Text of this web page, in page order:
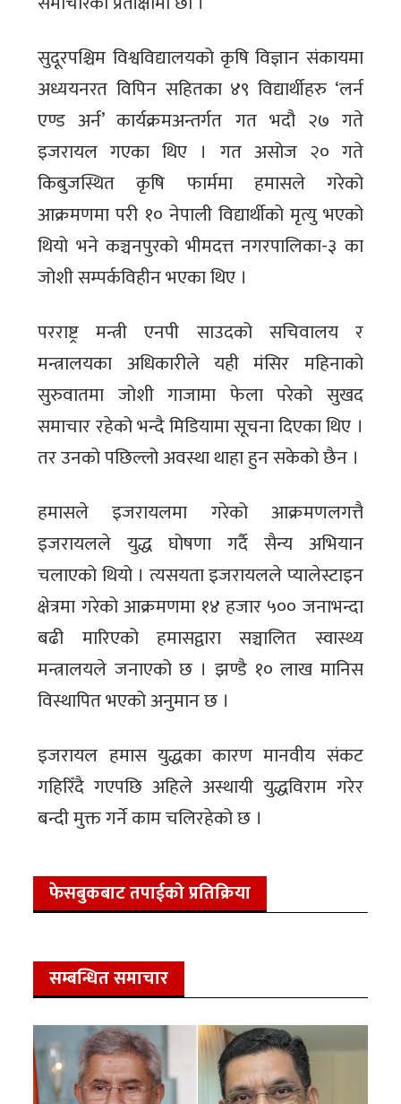
सुदूरपश्चिम विश्वविद्यालयको कृषि विज्ञान संकायमा
अध्ययनरत विपिन सहितका ४९ विद्यार्थीहरु ‘लर्न
एण्ड अर्न’ कार्यक्रमअन्तर्गत गत भदौ २७ गते
इजरायल गएका थिए । गत असोज २० गते
किबुजस्थित कृषि फार्ममा हमासले गरेको
आक्रमणमा परी १० नेपाली विद्यार्थीको मृत्यु भएको
थियो भने कञ्चनपुरको भीमदत्त नगरपालिका-३ का
जोशी सम्पर्कविहीन भएका थिए ।
परराष्ट्र मन्त्री एनपी साउदको सचिवालय र
मन्त्रालयका अधिकारीले यही मंसिर महिनाको
सुरुवातमा जोशी गाजामा फेला परेको सुखद
समाचार रहेको भन्दै मिडियामा सूचना दिएका थिए ।
तर उनको पछिल्लो अवस्था थाहा हुन सकेको छैन ।
हमासले इजरायलमा गरेको आक्रमणलगत्तै
इजरायलले युद्ध घोषणा गर्दै सैन्य अभियान
चलाएको थियो । त्यसयता इजरायलले प्यालेस्टाइन
क्षेत्रमा गरेको आक्रमणमा १४ हजार ५०० जनाभन्दा
बढी मारिएको हमासद्वारा सञ्चालित स्वास्थ्य
मन्त्रालयले जनाएको छ । झण्डै १० लाख मानिस
विस्थापित भएको अनुमान छ ।
इजरायल हमास युद्धका कारण मानवीय संकट
गहिरिँदै गएपछि अहिले अस्थायी युद्धविराम गरेर
बन्दी मुक्त गर्ने काम चलिरहेको छ ।
फेसबुकबाट तपाईको प्रतिक्रिया
सम्बन्धित समाचार